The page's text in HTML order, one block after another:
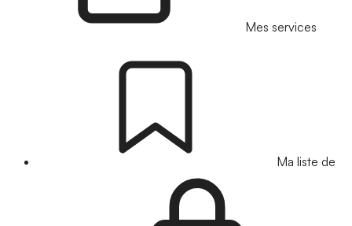
Mes services
Ma liste de